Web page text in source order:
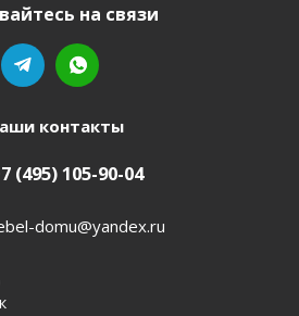
на связи
контакты
(495) 105-90-04
domu@yandex.ru